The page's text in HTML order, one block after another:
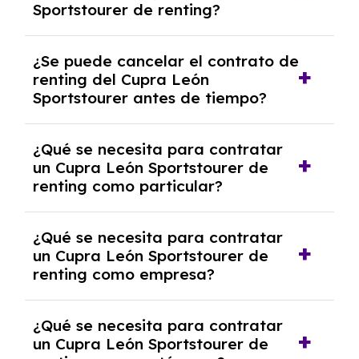
cuotas mensuales.
Sportstourer de renting?
tendrás que pagar ningún tipo de entrada
salvo en casos que lo exija el proveedor
debido al resultado del estudio de viabilidad
económica.
¿Se puede cancelar el contrato de
renting del Cupra León
Sportstourer antes de tiempo?
pero puede haber penalizaciones por
cancelación anticipada. Es importante revisar
las condiciones del contrato y hablar con un
experto que te asesore.
¿Qué se necesita para contratar
un Cupra León Sportstourer de
renting como particular?
y, en algunos casos, una consulta de solvencia
crediticia y un pago inicial.
¿Qué se necesita para contratar
un Cupra León Sportstourer de
renting como empresa?
documentación financiera y, en algunos
casos, un informe de solvencia de la empresa
¿Qué se necesita para contratar
un Cupra León Sportstourer de